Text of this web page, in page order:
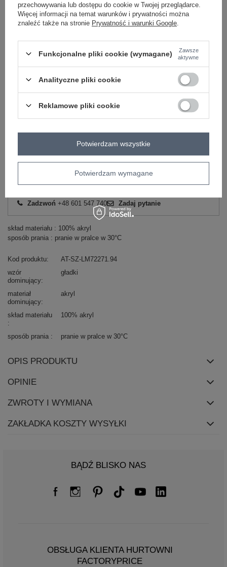
czarny
bordowy
ZALOGUJ SIĘ I ZOBACZ CENĘ
Zadzwoń +48 601 547 740 Zadaj pytanie
skład materiału : 100% akryl
sposób prania : pranie w pralce w 30°C
Kod produktu
AT-SZ-LM72271.94
wzór
dominujący
gładki
materiał
dominujący
akryl
skład materiału 100% akryl
sposób prania pranie w pralce w 30°C
OPIS PRODUKTU
OPINIE
ZWROTY I WYMIANA
ZAKŁADKA KOSZTY WYSYŁKI
BĄDŹ BLISKO NAS
OBSŁUGA KLIENTA HURTOWNI
FACTORYPRICE
przechowywania lub dostępu do cookie w Twojej przeglądarce.
Więcej informacji na temat warunków i prywatności można
znaleźć także na stronie Prywatność i warunki Google
Funkcjonalne pliki cookie (wymagane)
Zawsze
aktywne
Analityczne pliki cookie
Reklamowe pliki cookie
Potwierdzam wymagane
Potwierdzam wszystkie